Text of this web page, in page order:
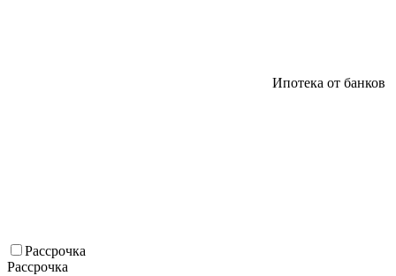
Ипотека от банков
Рассрочка
Рассрочка